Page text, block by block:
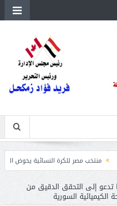
للكرة النسائية يخوض الليلة مباراة وداع
تدعو إلى التحقق الدقيق من
السورية